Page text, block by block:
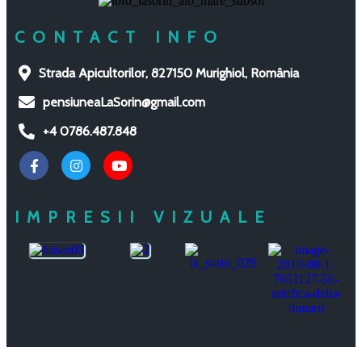
CONTACT INFO
Strada Apicultorilor, 827150 Murighiol, România
pensiuneaLaSorin@gmail.com
+4 0786.487.848
IMPRESII VIZUALE